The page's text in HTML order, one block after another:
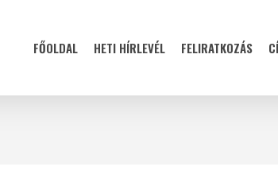
FŐOLDAL HETI HÍRLEVÉL FELIRATKOZÁS